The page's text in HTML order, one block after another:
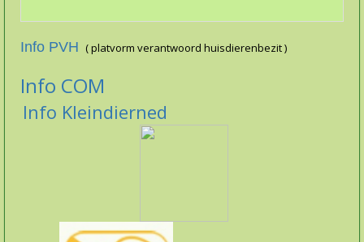
Info PVH ( platvorm verantwoord huisdierenbezit )
Info COM
Info Kleindierned